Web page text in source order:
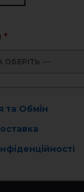
*
---
та Обмін